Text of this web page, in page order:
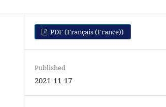
PDF (Français (France))
Published
2021-11-17